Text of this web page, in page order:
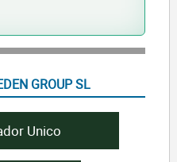
GROUP SL
Unico